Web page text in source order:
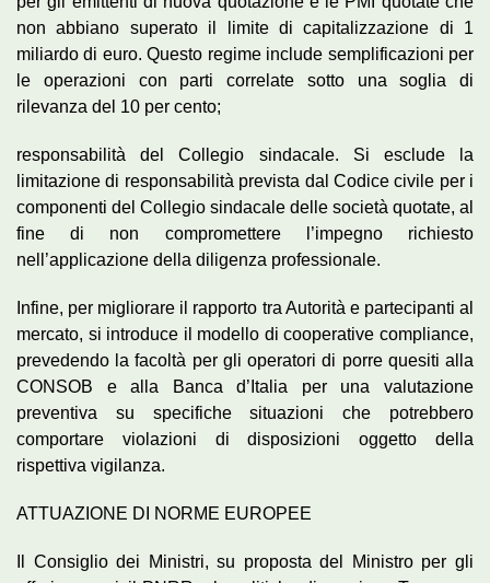
non abbiano superato il limite di capitalizzazione di 1
miliardo di euro. Questo regime include semplificazioni per
le operazioni con parti correlate sotto una soglia di
rilevanza del 10 per cento;
responsabilità del Collegio sindacale. Si esclude la
limitazione di responsabilità prevista dal Codice civile per i
componenti del Collegio sindacale delle società quotate, al
fine di non compromettere l’impegno richiesto
nell’applicazione della diligenza professionale.
Infine, per migliorare il rapporto tra Autorità e partecipanti al
mercato, si introduce il modello di cooperative compliance,
prevedendo la facoltà per gli operatori di porre quesiti alla
CONSOB e alla Banca d’Italia per una valutazione
preventiva su specifiche situazioni che potrebbero
comportare violazioni di disposizioni oggetto della
rispettiva vigilanza.
ATTUAZIONE DI NORME EUROPEE
Il Consiglio dei Ministri, su proposta del Ministro per gli